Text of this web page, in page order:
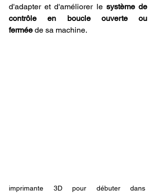
d'adapter et d'améliorer le système de
contrôle en boucle ouverte ou
fermée de sa machine.
imprimante 3D pour débuter dans